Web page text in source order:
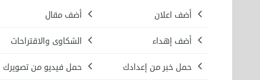
أضف اعلان أضف مقال
أضف إهداء الشكاوى والاقتراحات
حمل خبر من إعدادك حمل فيديو من تصويرك
نقل عفش المنطقه العاشره 50636444 فك